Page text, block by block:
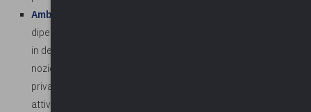
Ambito di applicazione
dipendenti pubblici ai quali si applica il divieto); gli enti privati
in destinazione; il concetto di poteri autoritativi e negoziali; la
nozione di attività lavorativa o professionale presso i soggetti
privati in destinazione; l’applicabilità del divieto alle sole
attività svolte a titolo oneroso [riflessioni]; il periodo di